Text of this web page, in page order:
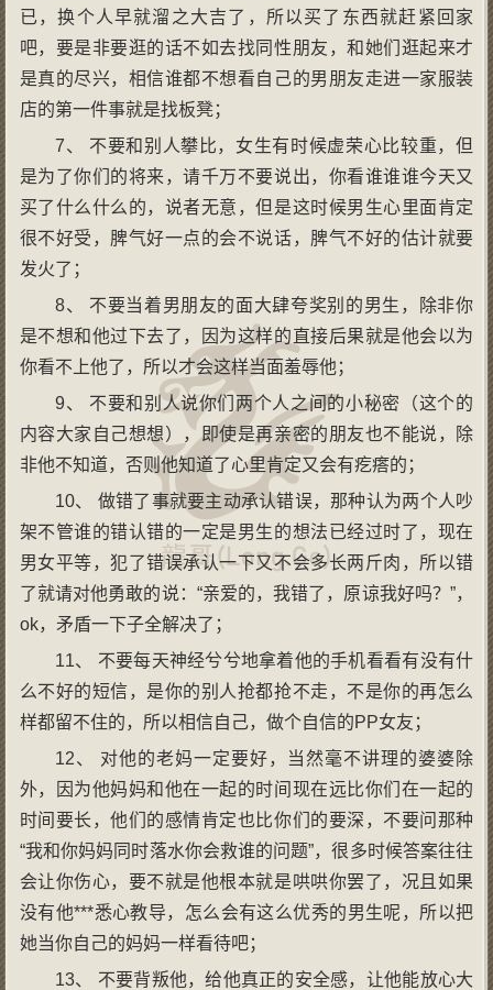
已，换个人早就溜之大吉了，所以买了东西就赶紧回家
吧，要是非要逛的话不如去找同性朋友，和她们逛起来才
是真的尽兴，相信谁都不想看自己的男朋友走进一家服装
店的第一件事就是找板凳；
7、 不要和别人攀比，女生有时候虚荣心比较重，但
是为了你们的将来，请千万不要说出，你看谁谁谁今天又
买了什么什么的，说者无意，但是这时候男生心里面肯定
很不好受，脾气好一点的会不说话，脾气不好的估计就要
发火了；
8、 不要当着男朋友的面大肆夸奖别的男生，除非你
是不想和他过下去了，因为这样的直接后果就是他会以为
你看不上他了，所以才会这样当面羞辱他；
9、 不要和别人说你们两个人之间的小秘密（这个的
内容大家自己想想），即使是再亲密的朋友也不能说，除
非他不知道，否则他知道了心里肯定又会有疙瘩的；
10、 做错了事就要主动承认错误，那种认为两个人吵
架不管谁的错认错的一定是男生的想法已经过时了，现在
男女平等，犯了错误承认一下又不会多长两斤肉，所以错
了就请对他勇敢的说：“亲爱的，我错了，原谅我好吗？”，
ok，矛盾一下子全解决了；
11、 不要每天神经兮兮地拿着他的手机看看有没有什
么不好的短信，是你的别人抢都抢不走，不是你的再怎么
样都留不住的，所以相信自己，做个自信的PP女友；
12、 对他的老妈一定要好，当然毫不讲理的婆婆除
外，因为他妈妈和他在一起的时间现在远比你们在一起的
时间要长，他们的感情肯定也比你们的要深，不要问那种
“我和你妈妈同时落水你会救谁的问题”，很多时候答案往往
会让你伤心，要不就是他根本就是哄哄你罢了，况且如果
没有他***悉心教导，怎么会有这么优秀的男生呢，所以把
她当你自己的妈妈一样看待吧；
13、 不要背叛他，给他真正的安全感，让他能放心大